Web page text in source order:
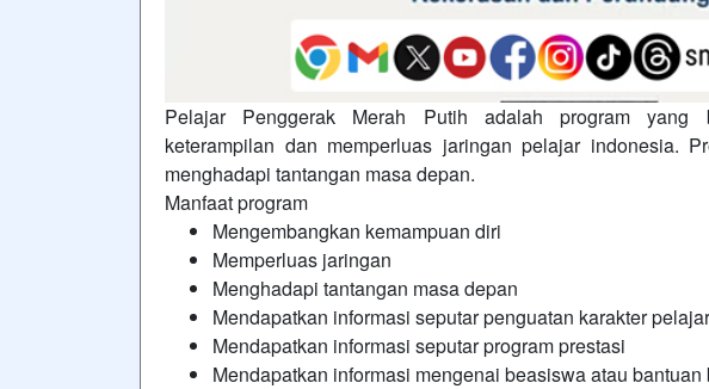
Pelajar Penggerak Merah Putih adalah program yang
keterampilan dan memperluas jaringan pelajar indonesia.
menghadapi tantangan masa depan.
Manfaat program
Mengembangkan kemampuan diri
Memperluas jaringan
Menghadapi tantangan masa depan
Mendapatkan informasi seputar penguatan karakter pelajar
Mendapatkan informasi seputar program prestasi
Mendapatkan informasi mengenai beasiswa atau